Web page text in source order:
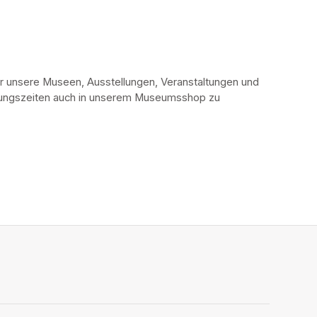
Museen, Ausstellungen, Veranstaltungen und
auch in unserem Museumsshop zu